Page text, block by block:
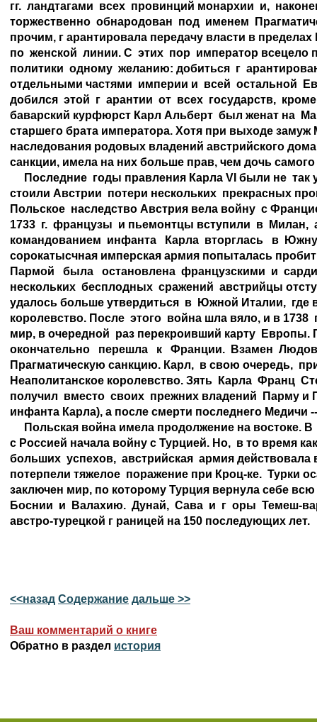
гг.  ландтагами  всех  провинций монархии  и,
торжественно  обнародован  под  именем
прочим, г арантировала передачу власти в
по  женской  линии. С  этих  пор  император всецело
политики  одному  желанию: добиться  г
отдельными частями  империи и  всей  остальной
добился  этой  г  арантии  от  всех  государств,
баварский курфюрст Карл Альберт  был женат на
старшего брата императора. Хотя при выходе замуж
наследования родовых владений австрийского
санкции, имела на них больше прав, чем дочь самого
Последние  годы правления Карла VI были не  так
стоили Австрии  потери нескольких  прекрасных
Польское  наследство Австрия вела войну  с
1733  г.  французы  и пьемонтцы вступили  в  Милан,
командованием  инфанта   Карла  вторглась   в
сорокатысчная имперская армия попыталась
Пармой   была   остановлена  французскими  и
нескольких  бесплодных  сражений  австрийцы
удалось больше утвердиться  в  Южной Италии,  где
королевство. После  этого  война шла вяло, и в 1738
мир, в очередной  раз перекроивший карту  Европы.
окончательно   перешла   к   Франции.  Взамен
Прагматическую санкцию. Карл,  в свою очередь,
Неаполитанское королевство. Зять  Карла  Франц
получил  вместо  своих  прежних владений  Парму и
инфанта Карла), а после смерти последнего Медичи
Польская война имела продолжение на востоке. В
с Россией начала войну с Турцией. Но,  в то время
больших  успехов,  австрийская  армия действовала
потерпели тяжелое  поражение при Кроц-ке.  Турки
заключен мир, по которому Турция вернула себе
Боснии  и  Валахию.  Дунай,  Сава  и  г  оры  Темеш-
австро-турецкой г раницей на 150 последующих лет.
<<назад Содержание дальше >>
Ваш комментарий о книге
Обратно в раздел история